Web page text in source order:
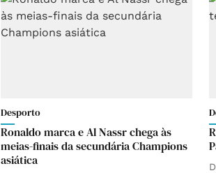
Desporto
Ronaldo marca e Al Nassr chega às
meias-finais da secundária Champions
asiática